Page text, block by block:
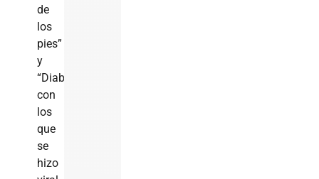
de
los
pies”
y
“Diablona”,
con
los
que
se
hizo